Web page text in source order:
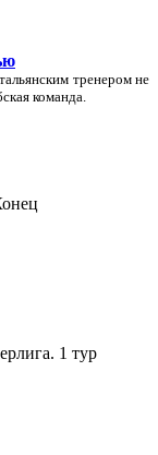
тренером не
команда.
1 тур